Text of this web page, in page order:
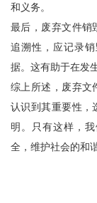
和义务。
最后，废弃文件销
追溯性，应记录
据。这有助于在发
综上所述，废弃文
认识到其重要性，
明。只有这样，
全，维护社会的和